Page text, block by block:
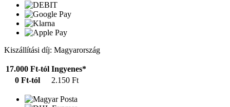
Kiszállítási díj: Magyarország
17.000 Ft-tól Ingyenes*
0 Ft-tól
2.150 Ft